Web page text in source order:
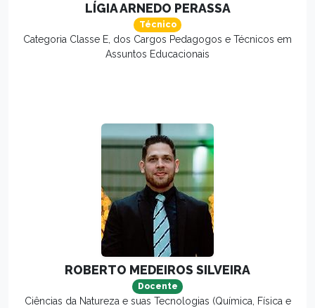
LÍGIA ARNEDO PERASSA
Técnico
Categoria Classe E, dos Cargos Pedagogos e Técnicos em
Assuntos Educacionais
ROBERTO MEDEIROS SILVEIRA
Docente
Ciências da Natureza e suas Tecnologias (Química, Física e